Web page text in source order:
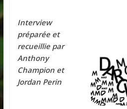
Interview
préparée et
recueillie par
Anthony
Champion et
Jordan Perin